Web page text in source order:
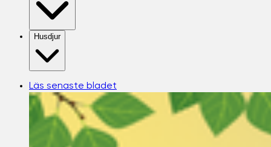
Husdjur
Läs senaste bladet